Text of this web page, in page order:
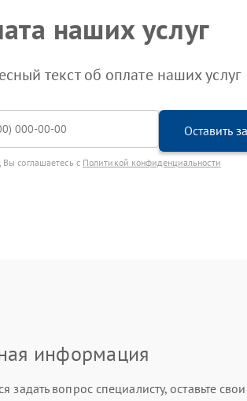
наших услуг
текст об оплате наших услуг
Оставить
Вы соглашаетесь с Политикой конфиденциальности
информация
задать вопрос специалисту, оставьте